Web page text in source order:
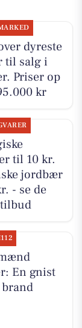
dyreste
til salg i
Priser op
kr
til 10 kr.
jordbær
- se de
En gnist